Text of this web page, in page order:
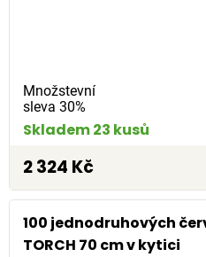
Množstevní
sleva 30%
Skladem 23 kusů
2 324 Kč
100 jednodruhových
TORCH 70 cm v kytici